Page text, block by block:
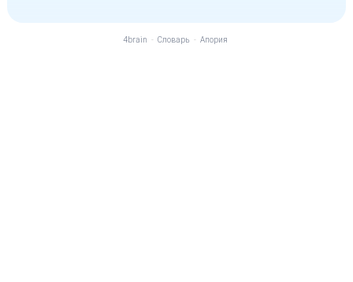
4brain - Словарь - Апория